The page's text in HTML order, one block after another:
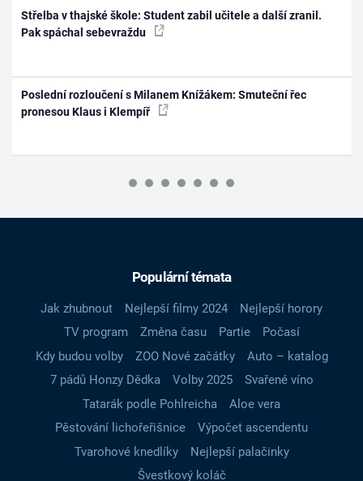
Střelba v thajské škole: Student zabil učitele a další zranil.
Pak spáchal sebevraždu
Poslední rozloučení s Milanem Knížákem: Smuteční řec
pronesou Klaus i Klempíř
Populární témata
Jak zhubnout Nejlepší filmy 2024
Nejlepší horory
TV program
Změna času Partie
Počasí
Kdy budou volby
ZOO Nové začátky
Auto – katalog
7 pádů Honzy Dědka
Volby 2025
Svařené víno
Tatarák podle Pohlreicha
Aloe vera
Pěstování lichořeřišnice
Výpočet ascendentu
Tvarohové knedlíky
Nejlepší palačinky
Švestkový koláč